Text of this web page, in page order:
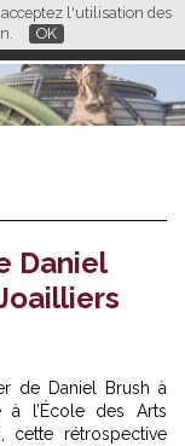
l'utilisation des
OK
CN
Daniel
de Daniel Brush à
à l’École des Arts
cette rétrospective